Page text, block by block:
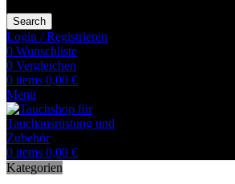
Search
Login / Registrieren
0 Wunschliste
0 Vergleichen
0 items 0,00 €
Menü
0 items 0,00 €
Kategorien